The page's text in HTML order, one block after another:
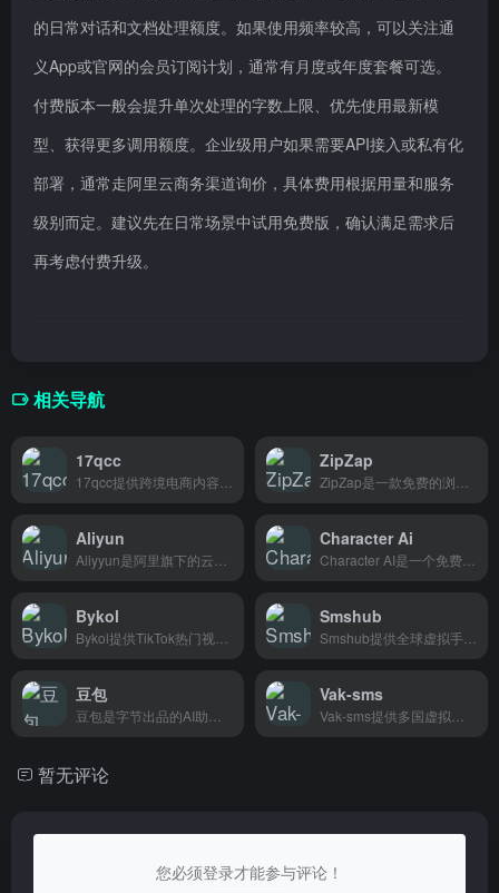
的日常对话和文档处理额度。如果使用频率较高，可以关注通
义App或官网的会员订阅计划，通常有月度或年度套餐可选。
付费版本一般会提升单次处理的字数上限、优先使用最新模
型、获得更多调用额度。企业级用户如果需要API接入或私有化
部署，通常走阿里云商务渠道询价，具体费用根据用量和服务
级别而定。建议先在日常场景中试用免费版，确认满足需求后
再考虑付费升级。
相关导航
17qcc ZipZap
Aliyun Character Ai
Bykol Smshub
豆包 Vak-sms
暂无评论
您必须登录才能参与评论！